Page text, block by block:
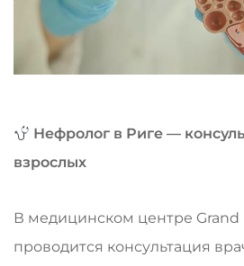
Нефролог в Риге —
взрослых
В медицинском центре Grand
проводится консультация